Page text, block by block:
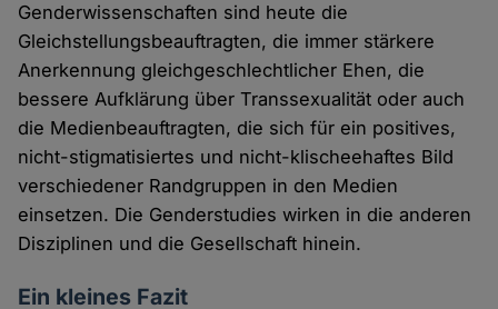
Genderwissenschaften sind heute die
Gleichstellungsbeauftragten, die immer stärkere
Anerkennung gleichgeschlechtlicher Ehen, die
bessere Aufklärung über Transsexualität oder auch
die Medienbeauftragten, die sich für ein positives,
nicht-stigmatisiertes und nicht-klischeehaftes Bild
verschiedener Randgruppen in den Medien
einsetzen. Die Genderstudies wirken in die anderen
Disziplinen und die Gesellschaft hinein.
Ein kleines Fazit